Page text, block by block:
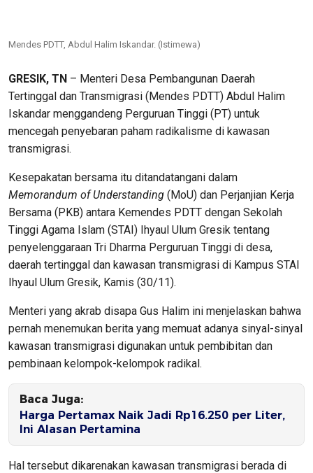
Mendes PDTT, Abdul Halim Iskandar. (Istimewa)
GRESIK, TN – Menteri Desa Pembangunan Daerah
Tertinggal dan Transmigrasi (Mendes PDTT) Abdul Halim
Iskandar menggandeng Perguruan Tinggi (PT) untuk
mencegah penyebaran paham radikalisme di kawasan
transmigrasi.
Kesepakatan bersama itu ditandatangani dalam
Memorandum of Understanding (MoU) dan Perjanjian Kerja
Bersama (PKB) antara Kemendes PDTT dengan Sekolah
Tinggi Agama Islam (STAI) Ihyaul Ulum Gresik tentang
penyelenggaraan Tri Dharma Perguruan Tinggi di desa,
daerah tertinggal dan kawasan transmigrasi di Kampus STAI
Ihyaul Ulum Gresik, Kamis (30/11).
Menteri yang akrab disapa Gus Halim ini menjelaskan bahwa
pernah menemukan berita yang memuat adanya sinyal-sinyal
kawasan transmigrasi digunakan untuk pembibitan dan
pembinaan kelompok-kelompok radikal.
Baca Juga:
Harga Pertamax Naik Jadi Rp16.250 per Liter,
Ini Alasan Pertamina
Hal tersebut dikarenakan kawasan transmigrasi berada di